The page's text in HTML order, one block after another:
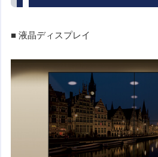
■ 液晶ディスプレイ